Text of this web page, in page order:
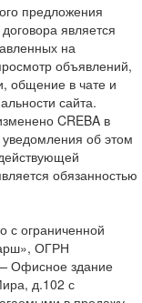
предложения
является
на
объявлений,
общение в чате и
сайта.
CREBA в
об этом
обязанностью
ограниченной
ОГРН
Офисное здание
д.102 с